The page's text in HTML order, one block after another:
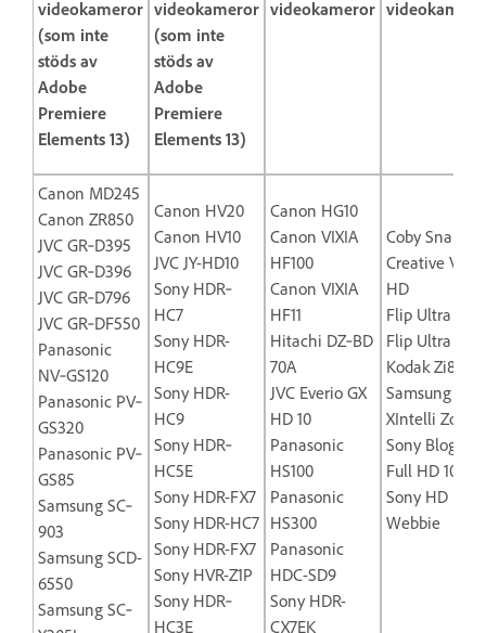
videokameror
(som inte
stöds av
Adobe
Premiere
Elements 13)
videokameror
(som inte
stöds av
Adobe
Premiere
Elements 13)
videokameror
Canon MD245
Canon ZR850
JVC GR‐D395
JVC GR‐D396
JVC GR‐D796
JVC GR‐DF550
Panasonic
NV‐GS120
Panasonic PV‐
GS320
Panasonic PV‐
GS85
Samsung SC‐
903
Samsung SCD-
6550
Samsung SC‐
Canon HV20
Canon HV10
JVC JY-HD10
Sony HDR‐
HC7
Sony HDR-
HC9E
Sony HDR-
HC9
Sony HDR‐
HC5E
Sony HDR-FX7
Sony HDR-HC7
Sony HDR-FX7
Sony HVR-Z1P
Sony HDR‐
HC3E
Canon HG10
Canon VIXIA
HF100
Canon VIXIA
HF11
Hitachi DZ‐BD
70A
JVC Everio GX
HD 10
Panasonic
HS100
Panasonic
HS300
Panasonic
HDC-SD9
Sony HDR-
CX7EK
Coby Snapp
Creative Vado
HD
Flip Ultra
Flip Ultra HD
Kodak Zi8 HD
Samsung 65
XIntelli Zoom
Sony Bloggie
Full HD 1080
Sony HD
Webbie